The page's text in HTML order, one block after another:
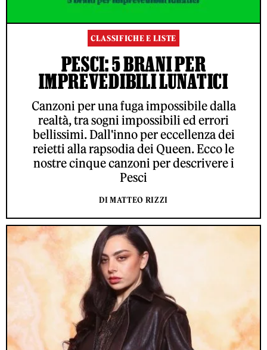
CLASSIFICHE E LISTE
PESCI: 5 BRANI PER
IMPREVEDIBILI LUNATICI
Canzoni per una fuga impossibile dalla
realtà, tra sogni impossibili ed errori
bellissimi. Dall'inno per eccellenza dei
reietti alla rapsodia dei Queen. Ecco le
nostre cinque canzoni per descrivere i
Pesci
DI MATTEO RIZZI